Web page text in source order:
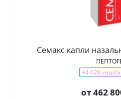
Семакс капли
+4 628
от462